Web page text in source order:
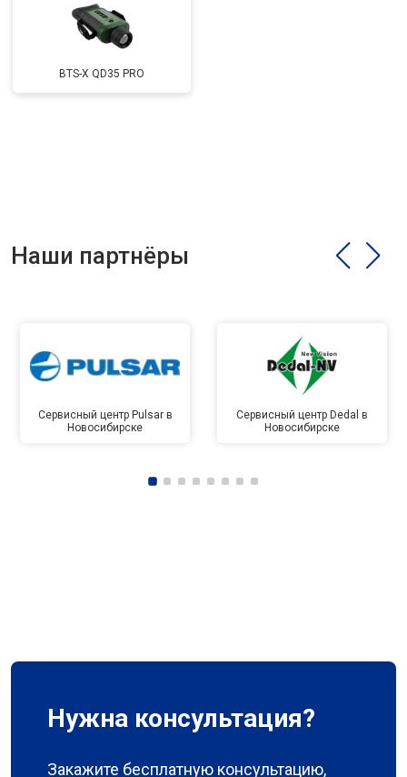
BTS-X QD35 PRO
Наши партнёры
Сервисный центр Pulsar в
Новосибирске
Сервисный центр Dedal в
Новосибирске
Нужна консультация?
Закажите бесплатную консультацию,